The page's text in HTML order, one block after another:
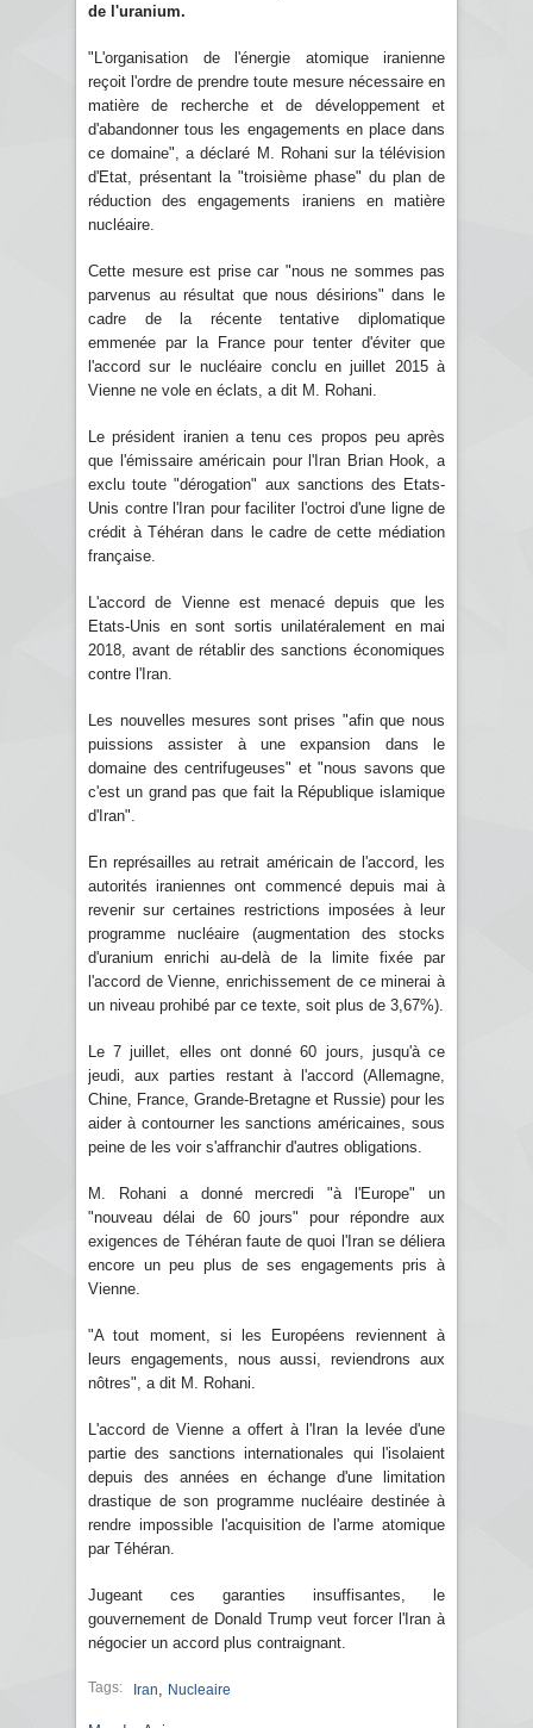
de l'uranium.
"L'organisation de l'énergie atomique iranienne
reçoit l'ordre de prendre toute mesure nécessaire en
matière de recherche et de développement et
d'abandonner tous les engagements en place dans
ce domaine", a déclaré M. Rohani sur la télévision
d'Etat, présentant la "troisième phase" du plan de
réduction des engagements iraniens en matière
nucléaire.
Cette mesure est prise car "nous ne sommes pas
parvenus au résultat que nous désirions" dans le
cadre de la récente tentative diplomatique
emmenée par la France pour tenter d'éviter que
l'accord sur le nucléaire conclu en juillet 2015 à
Vienne ne vole en éclats, a dit M. Rohani.
Le président iranien a tenu ces propos peu après
que l'émissaire américain pour l'Iran Brian Hook, a
exclu toute "dérogation" aux sanctions des Etats-
Unis contre l'Iran pour faciliter l'octroi d'une ligne de
crédit à Téhéran dans le cadre de cette médiation
française.
L'accord de Vienne est menacé depuis que les
Etats-Unis en sont sortis unilatéralement en mai
2018, avant de rétablir des sanctions économiques
contre l'Iran.
Les nouvelles mesures sont prises "afin que nous
puissions assister à une expansion dans le
domaine des centrifugeuses" et "nous savons que
c'est un grand pas que fait la République islamique
d'Iran".
En représailles au retrait américain de l'accord, les
autorités iraniennes ont commencé depuis mai à
revenir sur certaines restrictions imposées à leur
programme nucléaire (augmentation des stocks
d'uranium enrichi au-delà de la limite fixée par
l'accord de Vienne, enrichissement de ce minerai à
un niveau prohibé par ce texte, soit plus de 3,67%).
Le 7 juillet, elles ont donné 60 jours, jusqu'à ce
jeudi, aux parties restant à l'accord (Allemagne,
Chine, France, Grande-Bretagne et Russie) pour les
aider à contourner les sanctions américaines, sous
peine de les voir s'affranchir d'autres obligations.
M. Rohani a donné mercredi "à l'Europe" un
"nouveau délai de 60 jours" pour répondre aux
exigences de Téhéran faute de quoi l'Iran se déliera
encore un peu plus de ses engagements pris à
Vienne.
"A tout moment, si les Européens reviennent à
leurs engagements, nous aussi, reviendrons aux
nôtres", a dit M. Rohani.
L'accord de Vienne a offert à l'Iran la levée d'une
partie des sanctions internationales qui l'isolaient
depuis des années en échange d'une limitation
drastique de son programme nucléaire destinée à
rendre impossible l'acquisition de l'arme atomique
par Téhéran.
Jugeant ces garanties insuffisantes, le
gouvernement de Donald Trump veut forcer l'Iran à
négocier un accord plus contraignant.
Tags: Iran Nucleaire